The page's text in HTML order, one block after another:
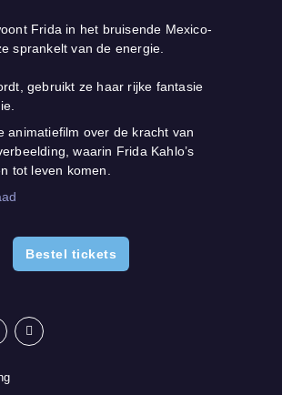
Frida in het bruisende Mexico-
sprankelt van de energie.
gebruikt ze haar rijke fantasie
animatiefilm over de kracht van
waarin Frida Kahlo’s
tot leven komen.
Bestel tickets